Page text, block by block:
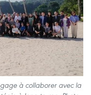
à collaborer avec la